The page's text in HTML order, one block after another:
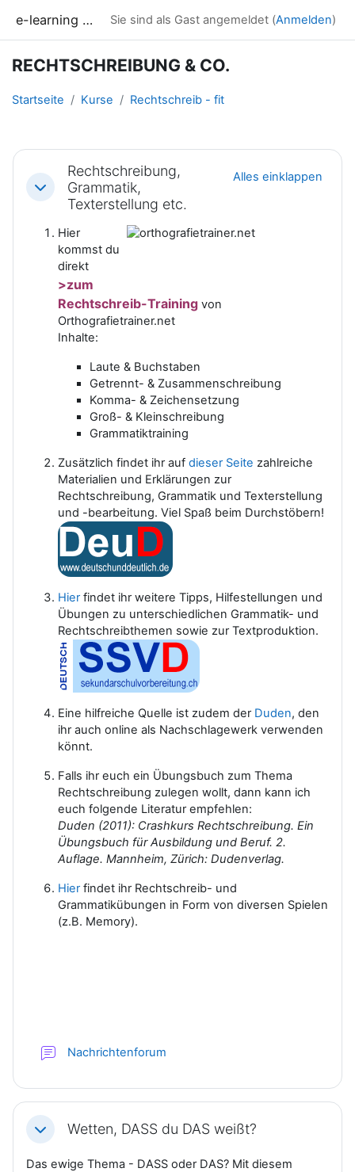
e-learning LAK Sie sind als Gast angemeldet (Anmelden)
RECHTSCHREIBUNG & CO.
Startseite Kurse Rechtschreib - fit
Abschnittsübersicht
Einklappen
Rechtschreibung,
Grammatik,
Texterstellung etc.
Alles einklappen
Hier
kommst du
direkt
>zum
Rechtschreib-Training von
Orthografietrainer.net
Inhalte:
Laute & Buchstaben
Getrennt- & Zusammenschreibung
Komma- & Zeichensetzung
Groß- & Kleinschreibung
Grammatiktraining
Zusätzlich findet ihr auf dieser Seite zahlreiche
Materialien und Erklärungen zur
Rechtschreibung, Grammatik und Texterstellung
und -bearbeitung. Viel Spaß beim Durchstöbern!
Hierfindet ihr weitere Tipps, Hilfestellungen und
Übungen zu unterschiedlichen Grammatik- und
Rechtschreibthemen sowie zur Textproduktion.
Eine hilfreiche Quelle ist zudem der Duden, den
ihr auch online als Nachschlagewerk verwenden
könnt.
Falls ihr euch ein Übungsbuch zum Thema
Rechtschreibung zulegen wollt, dann kann ich
euch folgende Literatur empfehlen:
Duden (2011): Crashkurs Rechtschreibung. Ein
Übungsbuch für Ausbildung und Beruf. 2.
Auflage. Mannheim, Zürich: Dudenverlag.
Hierfindet ihr Rechtschreib- und
Grammatikübungen in Form von diversen Spielen
(z.B. Memory).
Nachrichtenforum
EinklappenWetten, DASS du DAS weißt?
Das ewige Thema - DASS oder DAS? Mit diesem